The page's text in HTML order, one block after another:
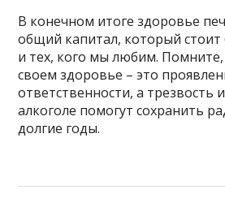
В конечном итоге здоровье
общий капитал, который стоит
и тех, кого мы любим. Помните,
своем здоровье – это
ответственности, а трезвость
алкоголе помогут сохранить
долгие годы.